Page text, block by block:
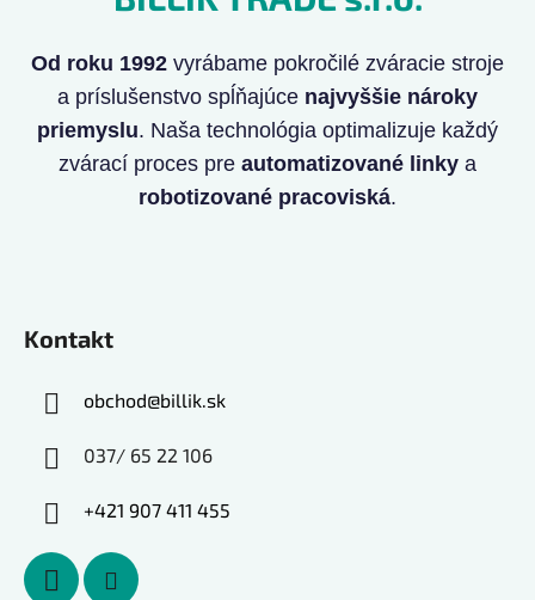
Od roku 1992 vyrábame pokročilé zváracie stroje
a príslušenstvo spĺňajúce najvyššie nároky
priemyslu. Naša technológia optimalizuje každý
zvárací proces pre automatizované linky a
robotizované pracoviská.
Kontakt
obchod@billik.sk
037/ 65 22 106
+421 907 411 455